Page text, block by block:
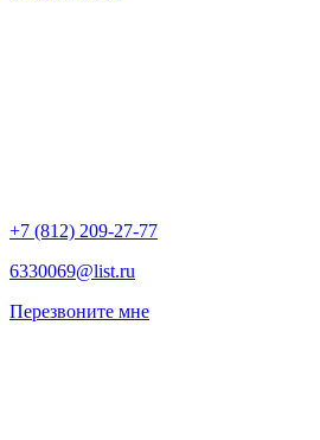
+7 (812) 209-27-77
6330069@list.ru
Перезвоните мне